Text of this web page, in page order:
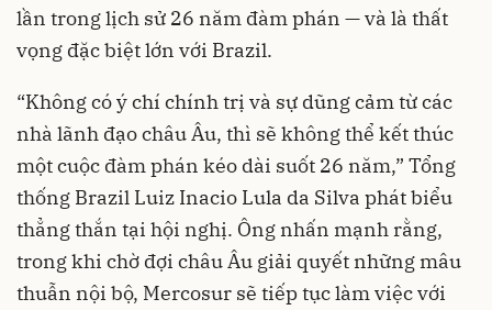
lần trong lịch sử 26 năm đàm phán — và là thất
vọng đặc biệt lớn với Brazil.
“Không có ý chí chính trị và sự dũng cảm từ các
nhà lãnh đạo châu Âu, thì sẽ không thể kết thúc
một cuộc đàm phán kéo dài suốt 26 năm,” Tổng
thống Brazil Luiz Inacio Lula da Silva phát biểu
thẳng thắn tại hội nghị. Ông nhấn mạnh rằng,
trong khi chờ đợi châu Âu giải quyết những mâu
thuẫn nội bộ, Mercosur sẽ tiếp tục làm việc với